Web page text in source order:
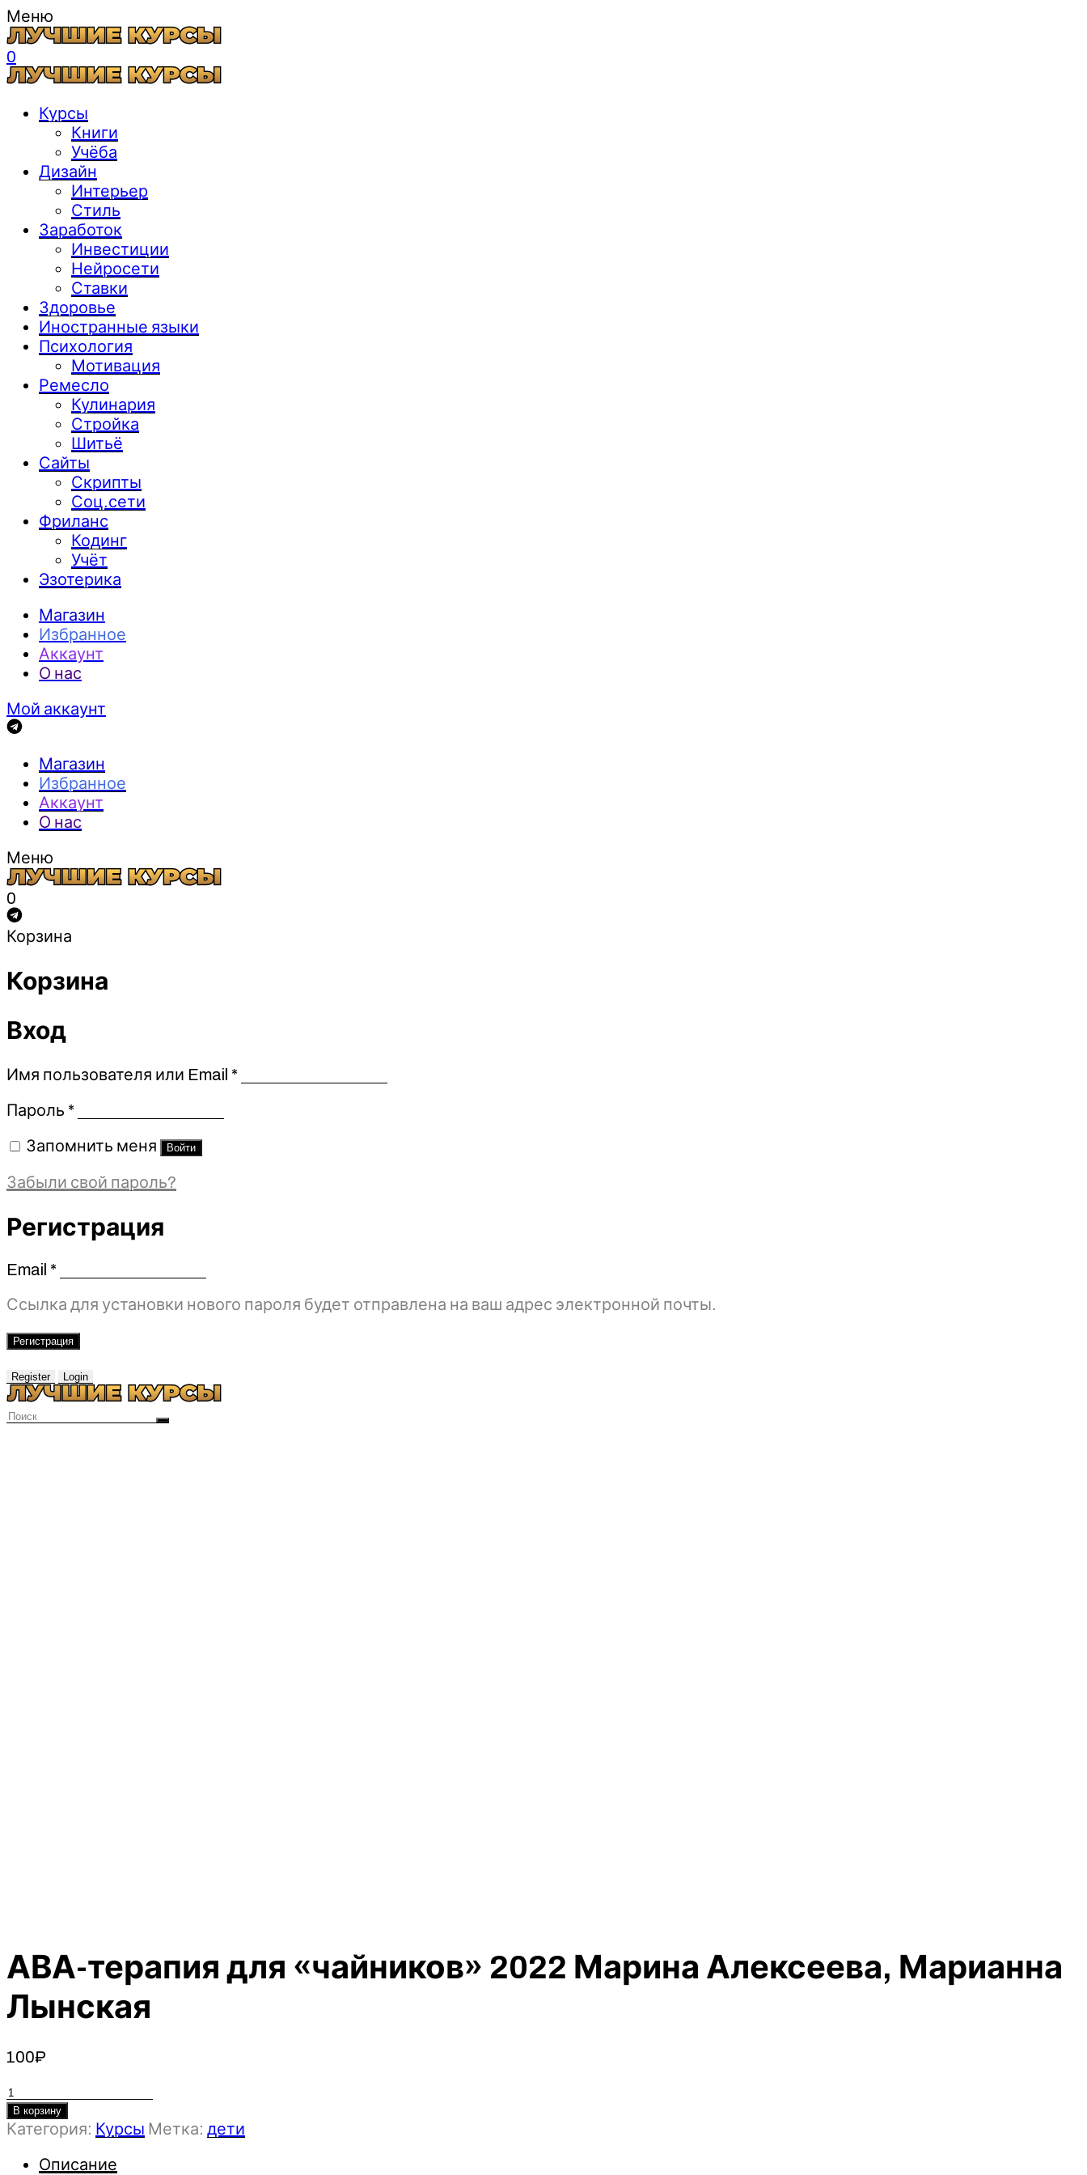
Меню
0
Курсы
Книги
Учёба
Дизайн
Интерьер
Стиль
Заработок
Инвестиции
Нейросети
Ставки
Здоровье
Иностранные языки
Психология
Мотивация
Ремесло
Кулинария
Стройка
Шитьё
Сайты
Скрипты
Соц.сети
Фриланс
Кодинг
Учёт
Эзотерика
Магазин
Избранное
Аккаунт
О нас
Мой аккаунт
Магазин
Избранное
Аккаунт
О нас
Меню
0
Корзина
Корзина
Вход
Имя пользователя или Email *Обязательно
Пароль *Обязательно
Запомнить меня Войти
Забыли свой пароль?
Регистрация
Email *Обязательно
Ссылка для установки нового пароля будет отправлена ​​на ваш адрес электронной почты.
Регистрация
Register Login
АВА-терапия для «чайников» 2022 Марина Алексеева, Марианна
Лынская
100₽
Количество
товара
АВА-
для
В корзину
Категория: Курсы Метка: дети
Описание